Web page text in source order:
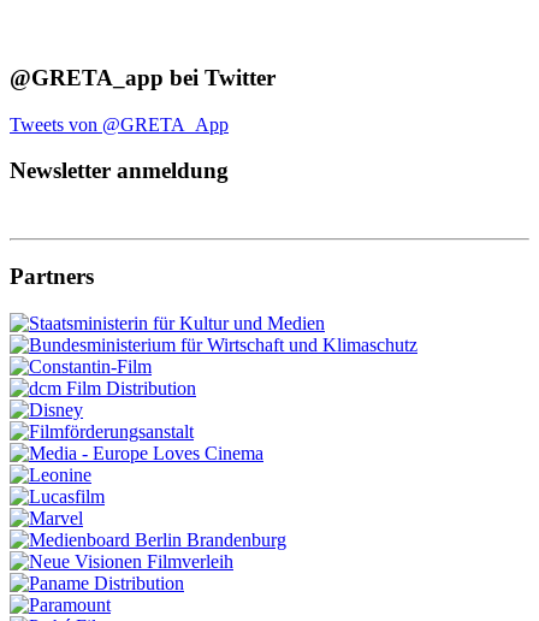
@GRETA_app bei Twitter
Tweets von @GRETA_App
Newsletter anmeldung
Partners